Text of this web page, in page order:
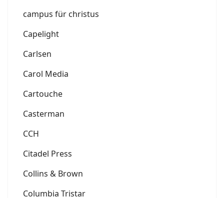
campus für christus
Capelight
Carlsen
Carol Media
Cartouche
Casterman
CCH
Citadel Press
Collins & Brown
Columbia Tristar